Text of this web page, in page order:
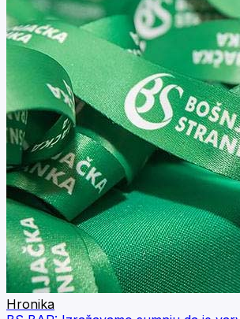
Hronika